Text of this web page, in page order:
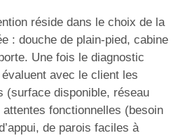
réside dans le choix de la
: douche de plain-pied, cabine
Une fois le diagnostic
avec le client les
(surface disponible, réseau
attentes fonctionnelles (besoin
de parois faciles à